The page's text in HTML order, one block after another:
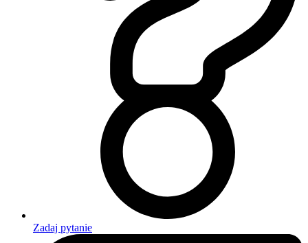
Zadaj pytanie